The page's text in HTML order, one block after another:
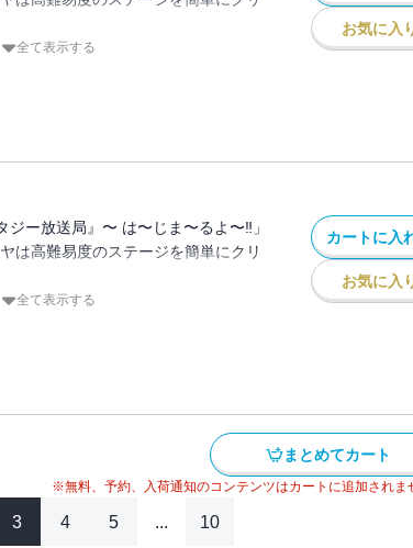
の投げ銭と「私の世界を救ってくれま
・・。
魔王軍やらがでてきたり・・・
とができるのか⁉
全て表示する
お気に入
ジー放送局』〜 は〜じま〜るよ〜‼」
は高難易度のステージを簡単にクリ
の投げ銭と「私の世界を救ってくれま
・・。
ら魔王軍やらがでてきたり・・・
全て表示する
カートに入
お気に入
まとめてカート
※無料、予約、入荷通知のコンテンツはカートに追加されま
3 4 5 ... 10